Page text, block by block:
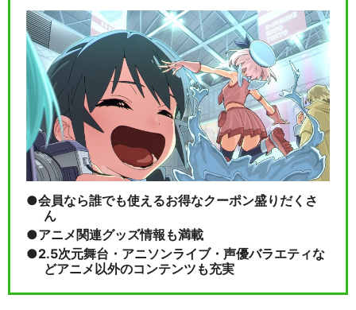
会員なら誰でも使えるお得なクーポン盛りだくさ
ん
アニメ関連グッズ情報も満載
2.5次元舞台・アニソンライブ・声優バラエティな
どアニメ以外のコンテンツも充実